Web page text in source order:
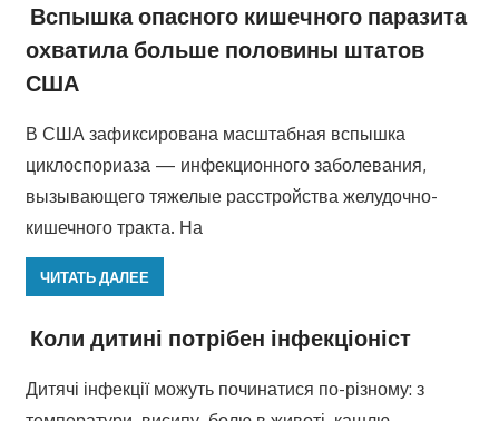
Вспышка опасного кишечного паразита
охватила больше половины штатов
США
В США зафиксирована масштабная вспышка
циклоспориаза — инфекционного заболевания,
вызывающего тяжелые расстройства желудочно-
кишечного тракта. На
ЧИТАТЬ ДАЛЕЕ
Коли дитині потрібен інфекціоніст
Дитячі інфекції можуть починатися по-різному: з